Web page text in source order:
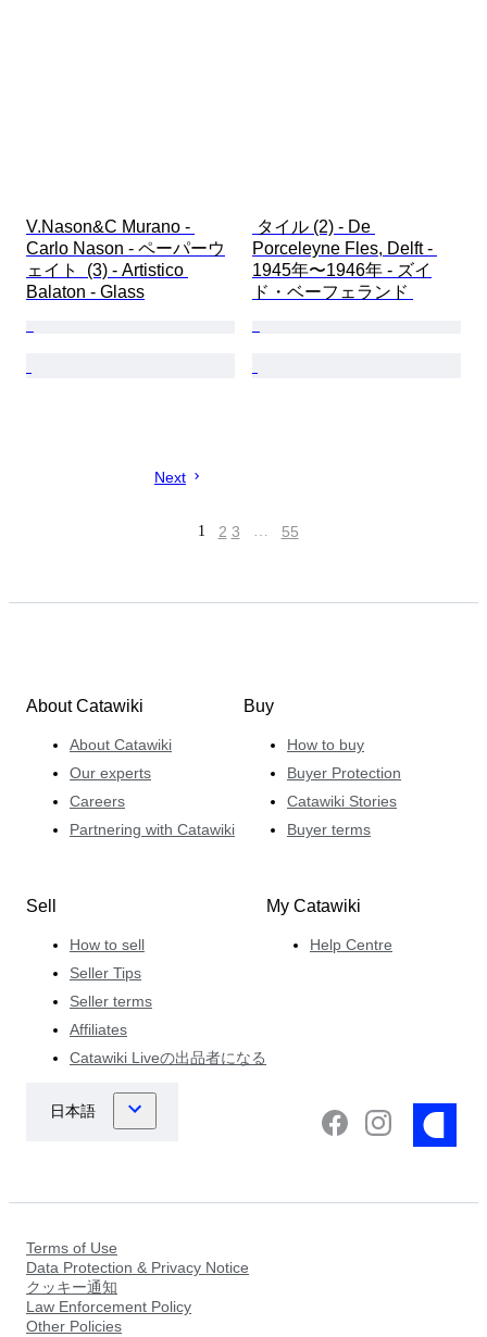
V.Nason&C Murano -
Carlo Nason - ペーパーウ
ェイト  (3) - Artistico
Balaton - Glass
Porceleyne Fles, Delft -
1945年〜1946年 - ズイ
ド・ベーフェランド
Next
1 2 3 … 55
About Catawiki
About Catawiki
Our experts
Careers
Partnering with Catawiki
Buy
How to buy
Buyer Protection
Catawiki Stories
Buyer terms
Sell
How to sell
Seller Tips
Seller terms
Affiliates
Catawiki Liveの出品者になる
My Catawiki
Help Centre
Terms of Use
Data Protection & Privacy Notice
クッキー通知
Law Enforcement Policy
Other Policies